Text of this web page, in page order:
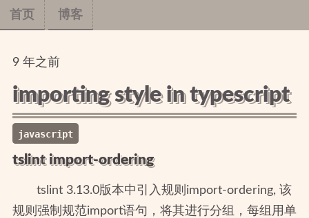
首页 博客
9年之前
importing style in typescript
javascript
tslint import-ordering
tslint 3.13.0版本中引入规则import-ordering, 该
规则强制规范import语句，将其进行分组，每组用单